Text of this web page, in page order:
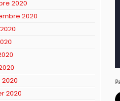
2020
2020
2020